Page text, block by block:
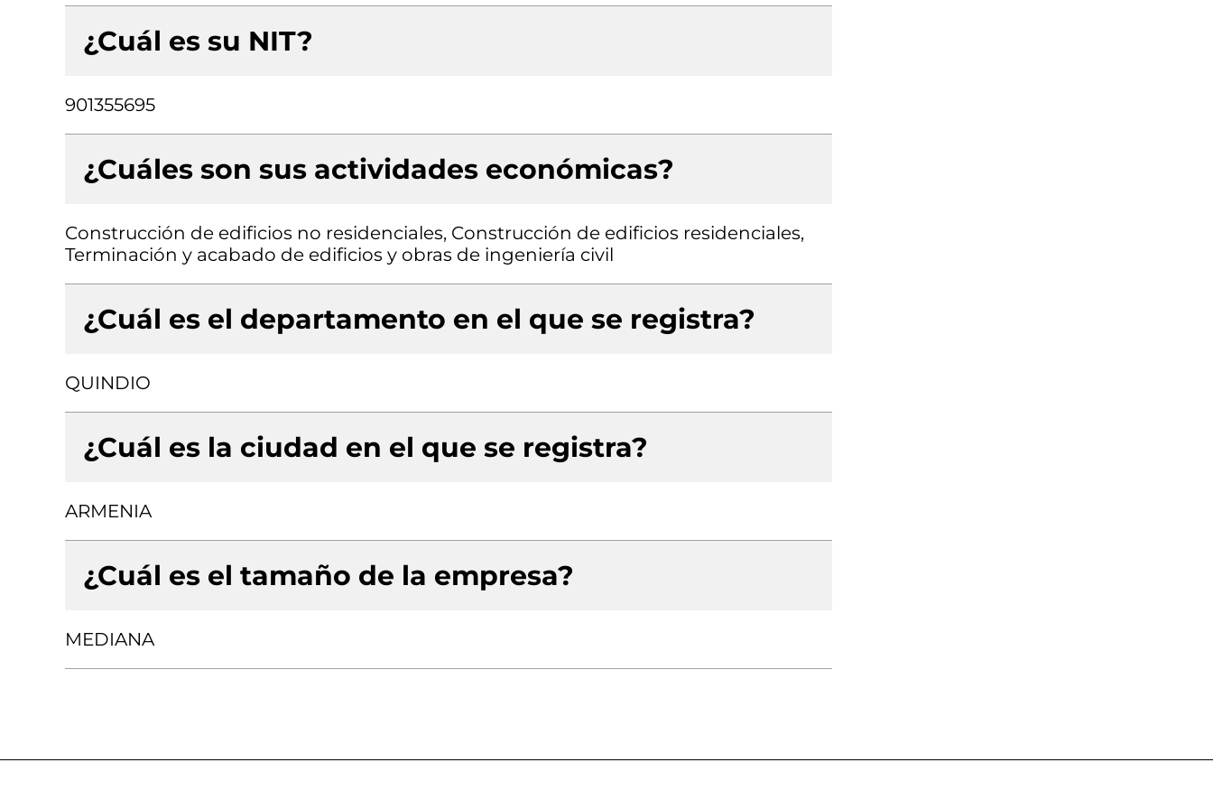
¿Cuál es su NIT?
901355695
¿Cuáles son sus actividades económicas?
Construcción de edificios no residenciales, Construcción de edificios residenciales,
Terminación y acabado de edificios y obras de ingeniería civil
¿Cuál es el departamento en el que se registra?
QUINDIO
¿Cuál es la ciudad en el que se registra?
ARMENIA
¿Cuál es el tamaño de la empresa?
MEDIANA